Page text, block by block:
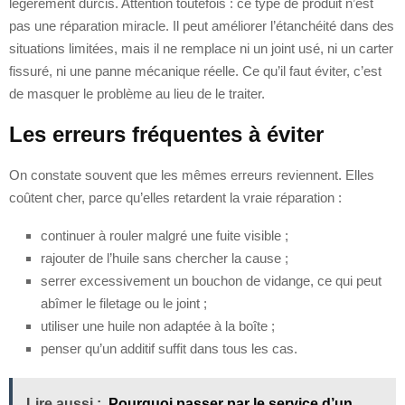
pas une réparation miracle. Il peut améliorer l’étanchéité dans des
situations limitées, mais il ne remplace ni un joint usé, ni un carter
fissuré, ni une panne mécanique réelle. Ce qu’il faut éviter, c’est
de masquer le problème au lieu de le traiter.
Les erreurs fréquentes à éviter
On constate souvent que les mêmes erreurs reviennent. Elles
coûtent cher, parce qu’elles retardent la vraie réparation :
continuer à rouler malgré une fuite visible ;
rajouter de l’huile sans chercher la cause ;
serrer excessivement un bouchon de vidange, ce qui peut
abîmer le filetage ou le joint ;
utiliser une huile non adaptée à la boîte ;
penser qu’un additif suffit dans tous les cas.